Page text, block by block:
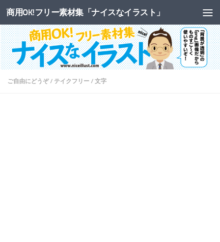
コンテンツへスキップ
商用OK!フリー素材集「ナイスなイラスト」
ご自由にどうぞ / テイクフリー / 文字